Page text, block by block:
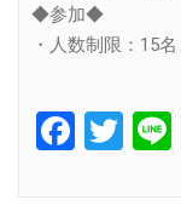
◆参加◆
・人数制限：15